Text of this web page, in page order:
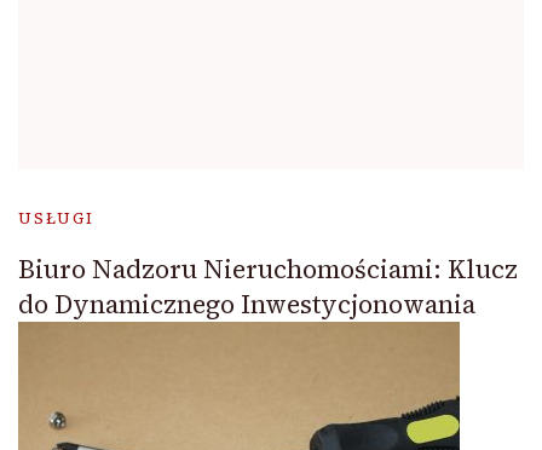
USŁUGI
Biuro Nadzoru Nieruchomościami: Klucz
do Dynamicznego Inwestycjonowania